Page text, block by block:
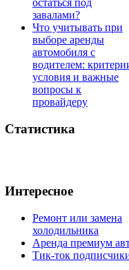
остаться под
завалами?
Что учитывать при
выборе аренды
автомобиля с
водителем:
условия и важные
вопросы к
провайдеру
Статистика
Интересное
Ремонт или замена
холодильника
Аренда премиум
Тик-ток